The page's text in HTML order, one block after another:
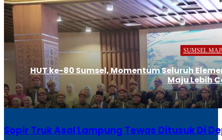
SUMSEL
HUT ke-80 Sumsel, Momentum Seluruh
Maju Lebih
Sopir Truk Asal Lampung Tewas Ditusuk Di